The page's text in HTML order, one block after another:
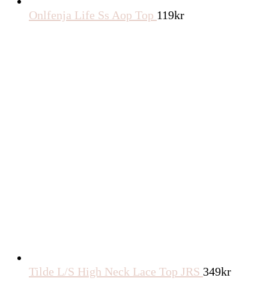
Onlfenja Life Ss Aop Top 119kr
Tilde L/S High Neck Lace Top JRS 349kr